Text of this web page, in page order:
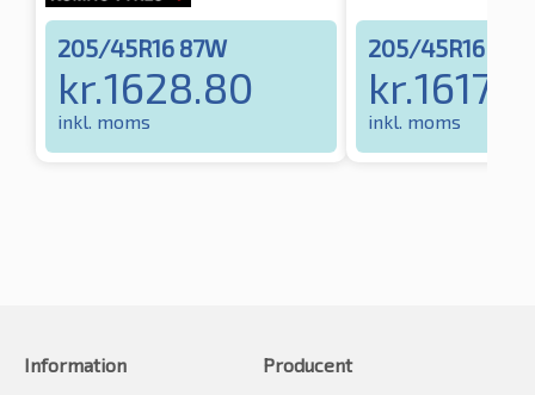
205/45R16 87W
kr.1628.80
inkl. moms
205/45R16
kr.
inkl. moms
Information
Producent